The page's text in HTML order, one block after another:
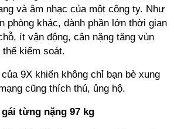
và âm nhạc của một công ty. Như
phòng khác, dành phần lớn thời gian
ít vận động, cân nặng tăng vùn
kiểm soát.
9X khiến không chỉ bạn bè xung
cũng thích thú, ủng hộ.
từng nặng 97 kg